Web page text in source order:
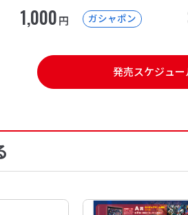
1,000円 ガシャポン
発売スケジュー